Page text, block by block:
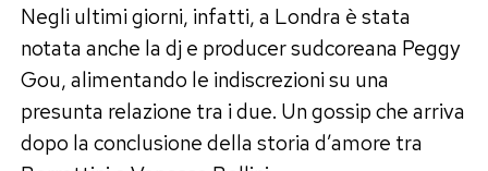
Negli ultimi giorni, infatti, a Londra è stata
notata anche la dj e producer sudcoreana Peggy
Gou, alimentando le indiscrezioni su una
presunta relazione tra i due. Un gossip che arriva
dopo la conclusione della storia d’amore tra